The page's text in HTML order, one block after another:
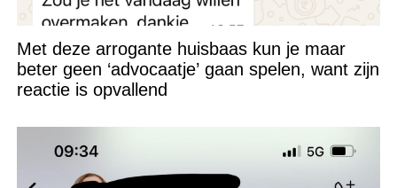
Met deze arrogante huisbaas kun je maar
beter geen ‘advocaatje’ gaan spelen, want zijn
reactie is opvallend